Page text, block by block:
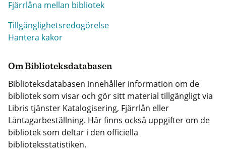
Fjärrlåna mellan bibliotek
Tillgänglighetsredogörelse
Hantera kakor
Om Biblioteksdatabasen
Biblioteksdatabasen innehåller information om de
bibliotek som visar och gör sitt material tillgängligt via
Libris tjänster Katalogisering, Fjärrlån eller
Låntagarbeställning. Här finns också uppgifter om de
bibliotek som deltar i den officiella
biblioteksstatistiken.